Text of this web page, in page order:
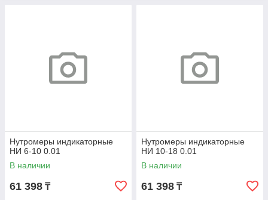
Нутромеры индикаторные
НИ 6-10 0.01
В наличии
61 398 ₸
Нутромеры индикаторные
НИ 10-18 0.01
В наличии
61 398 ₸